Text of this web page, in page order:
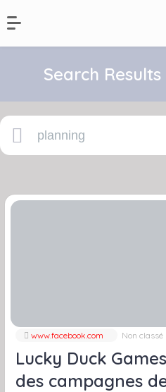
Search
www.facebook.com Non classé
Lucky Duck
des campagnes